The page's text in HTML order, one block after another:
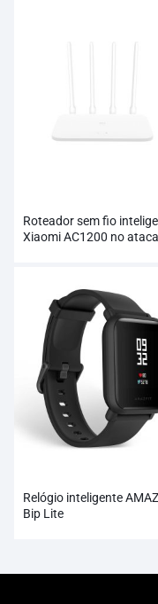
Roteador sem fio
Xiaomi AC1200 no
Relógio inteligente
Bip Lite